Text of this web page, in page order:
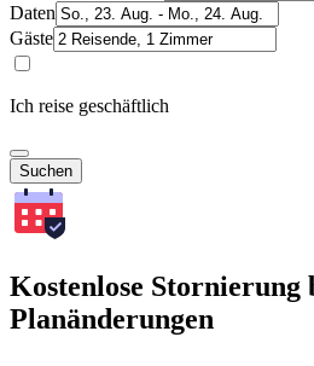
Daten
Gäste
Ich reise geschäftlich
Suchen
Kostenlose Stornierung
Planänderungen